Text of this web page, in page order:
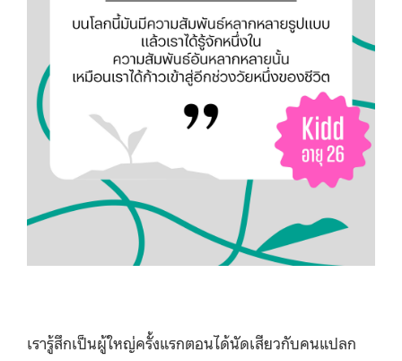
เรารู้สึกเป็นผู้ใหญ่ครั้งแรกตอนได้นัดเสียวกับคนแปลก